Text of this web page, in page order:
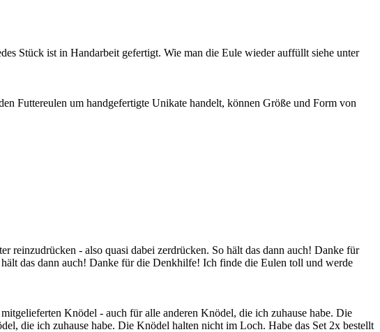
Stück ist in Handarbeit gefertigt. Wie man die Eule wieder auffüllt siehe unter
Futtereulen um handgefertigte Unikate handelt, können Größe und Form von
reinzudrücken - also quasi dabei zerdrücken. So hält das dann auch! Danke für
das dann auch! Danke für die Denkhilfe! Ich finde die Eulen toll und werde
Knödel - auch für alle anderen Knödel, die ich zuhause habe. Die
die ich zuhause habe. Die Knödel halten nicht im Loch. Habe das Set 2x bestellt